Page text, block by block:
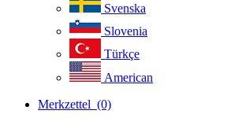
Svenska
Slovenia
Türkçe
American
Merkzettel (0)